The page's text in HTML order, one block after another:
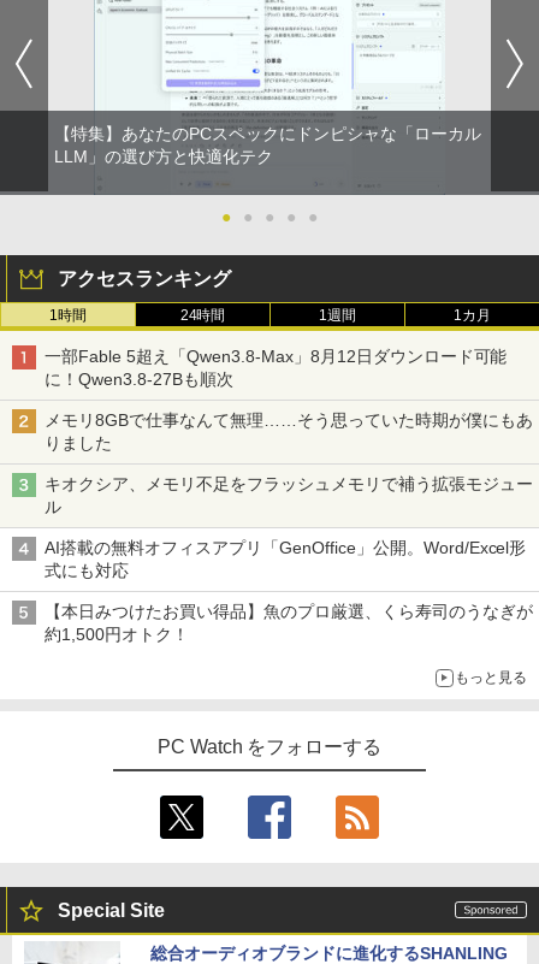
【特集】あなたのPCスペックにドンピシャな「ローカル
LLM」の選び方と快適化テク
● ● ● ● ●
アクセスランキング
1時間 24時間 1週間 1カ月
一部Fable 5超え「Qwen3.8-Max」8月12日ダウンロード可能
に！Qwen3.8-27Bも順次
メモリ8GBで仕事なんて無理……そう思っていた時期が僕にもあ
りました
キオクシア、メモリ不足をフラッシュメモリで補う拡張モジュー
ル
AI搭載の無料オフィスアプリ「GenOffice」公開。Word/Excel形
式にも対応
【本日みつけたお買い得品】魚のプロ厳選、くら寿司のうなぎが
約1,500円オトク！
もっと見る
PC Watch をフォローする
Special Site
総合オーディオブランドに進化するSHANLING